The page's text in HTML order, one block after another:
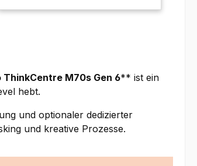
ThinkCentre M70s Gen 6** ist ein
hebt.
und optionaler dedizierter
und kreative Prozesse.